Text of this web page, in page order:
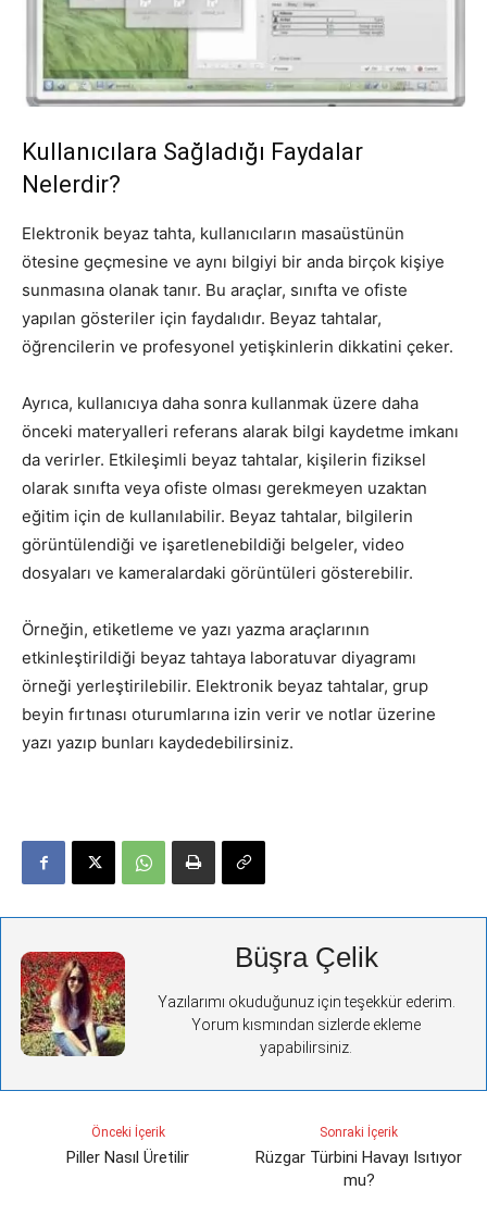
Kullanıcılara Sağladığı Faydalar
Nelerdir?
Elektronik beyaz tahta, kullanıcıların masaüstünün
ötesine geçmesine ve aynı bilgiyi bir anda birçok kişiye
sunmasına olanak tanır. Bu araçlar, sınıfta ve ofiste
yapılan gösteriler için faydalıdır. Beyaz tahtalar,
öğrencilerin ve profesyonel yetişkinlerin dikkatini çeker.
Ayrıca, kullanıcıya daha sonra kullanmak üzere daha
önceki materyalleri referans alarak bilgi kaydetme imkanı
da verirler. Etkileşimli beyaz tahtalar, kişilerin fiziksel
olarak sınıfta veya ofiste olması gerekmeyen uzaktan
eğitim için de kullanılabilir. Beyaz tahtalar, bilgilerin
görüntülendiği ve işaretlenebildiği belgeler, video
dosyaları ve kameralardaki görüntüleri gösterebilir.
Örneğin, etiketleme ve yazı yazma araçlarının
etkinleştirildiği beyaz tahtaya laboratuvar diyagramı
örneği yerleştirilebilir. Elektronik beyaz tahtalar, grup
beyin fırtınası oturumlarına izin verir ve notlar üzerine
yazı yazıp bunları kaydedebilirsiniz.
Büşra Çelik
Yazılarımı okuduğunuz için teşekkür ederim.
Yorum kısmından sizlerde ekleme
yapabilirsiniz.
Önceki İçerik
Piller Nasıl Üretilir
Sonraki İçerik
Rüzgar Türbini Havayı Isıtıyor
mu?